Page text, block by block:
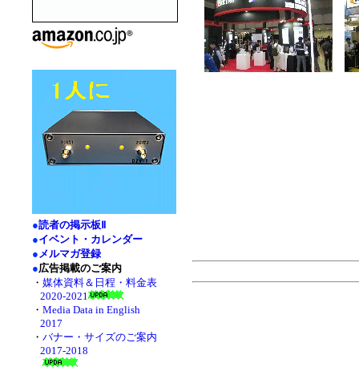
●読者の掲示板Ⅱ
●イベント・カレンダー
●メルマガ登録
●広告掲載のご案内
・ 媒体資料＆日程・料金表
2020-2021
・ Media Data in English
2017
・ バナー・サイズのご案内
2017-2018